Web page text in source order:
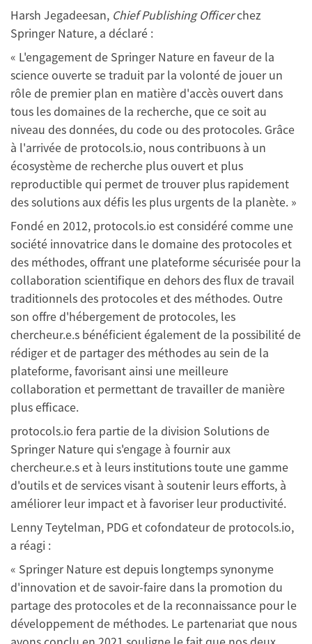
Harsh Jegadeesan, Chief Publishing Officerchez
Springer Nature, a déclaré :
« L'engagement de Springer Nature en faveur de la
science ouverte se traduit par la volonté de jouer un
rôle de premier plan en matière d'accès ouvert dans
tous les domaines de la recherche, que ce soit au
niveau des données, du code ou des protocoles. Grâce
à l'arrivée de protocols.io, nous contribuons à un
écosystème de recherche plus ouvert et plus
reproductible qui permet de trouver plus rapidement
des solutions aux défis les plus urgents de la planète. »
Fondé en 2012, protocols.io est considéré comme une
société innovatrice dans le domaine des protocoles et
des méthodes, offrant une plateforme sécurisée pour la
collaboration scientifique en dehors des flux de travail
traditionnels des protocoles et des méthodes. Outre
son offre d'hébergement de protocoles, les
chercheur.e.s bénéficient également de la possibilité de
rédiger et de partager des méthodes au sein de la
plateforme, favorisant ainsi une meilleure
collaboration et permettant de travailler de manière
plus efficace.
protocols.io fera partie de la division Solutions de
Springer Nature qui s'engage à fournir aux
chercheur.e.s et à leurs institutions toute une gamme
d'outils et de services visant à soutenir leurs efforts, à
améliorer leur impact et à favoriser leur productivité.
Lenny Teytelman, PDG et cofondateur de protocols.io,
a réagi :
« Springer Nature est depuis longtemps synonyme
d'innovation et de savoir-faire dans la promotion du
partage des protocoles et de la reconnaissance pour le
développement de méthodes. Le partenariat que nous